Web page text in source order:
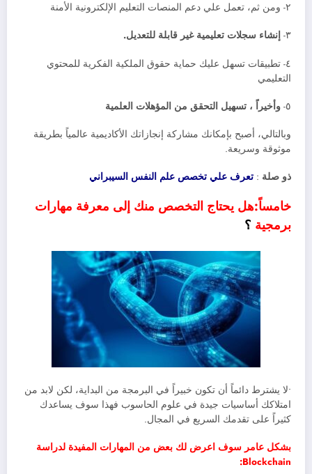
٢- ومن ثم، تعمل علي دعم المنصات التعليم الإلكترونية الأمنة
٣- إنشاء سجلات تعليمية غير قابلة للتعديل.
٤- تطبيقات تسهل عليك حماية حقوق الملكية الفكرية للمحتوي
التعليمي
٥- وأخيراً ، تسهيل التحقق من المؤهلات العلمية
وبالتالي، أصبح بإمكانك مشاركة إنجازاتك الأكاديمية عالمياً بطريقة
موثوقة وسريعة.
ذو صلة : تعرف علي تخصص علم النفس السيبراني
خامساً:هل يحتاج التخصص منك إلى معرفة مهارات
برمجية ؟
•لا يشترط دائماً أن تكون خبيراً في البرمجة من البداية، لكن لابد من
امتلاكك أساسيات جيدة في علوم الحاسوب فهذا سوف يساعدك
كثيراً على تقدمك السريع في المجال.
بشكل عامر سوف اعرض لك بعض من المهارات المفيدة لدراسة
Blockchain: